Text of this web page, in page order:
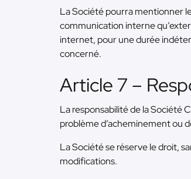
La Société pourra mentionner
communication interne
internet, pour une durée
concerné.
Article 7 –
La responsabilité de la Société
problème d’acheminement ou
La Société se réserve le droit,
modifications.